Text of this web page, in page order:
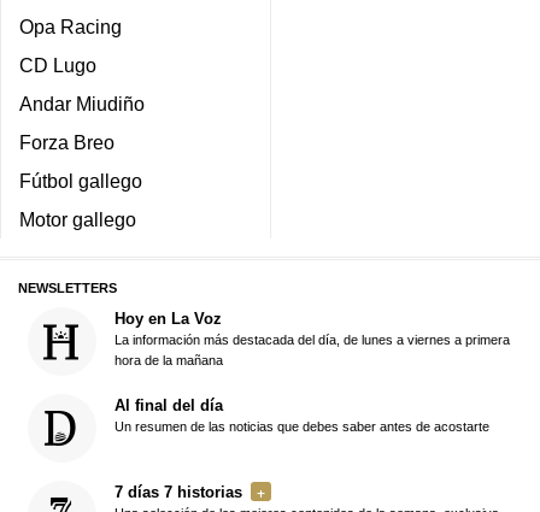
Opa Racing
CD Lugo
Andar Miudiño
Forza Breo
Fútbol gallego
Motor gallego
NEWSLETTERS
Hoy en La Voz
La información más destacada del día, de lunes a viernes a primera
hora de la mañana
Al final del día
Un resumen de las noticias que debes saber antes de acostarte
7 días 7 historias